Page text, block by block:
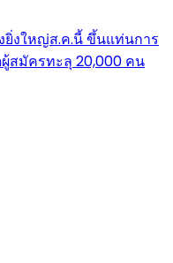
ยิ่งใหญ่ส.ค.นี้ ขึ้นแท่นการ
สมัครทะลุ 20,000 คน